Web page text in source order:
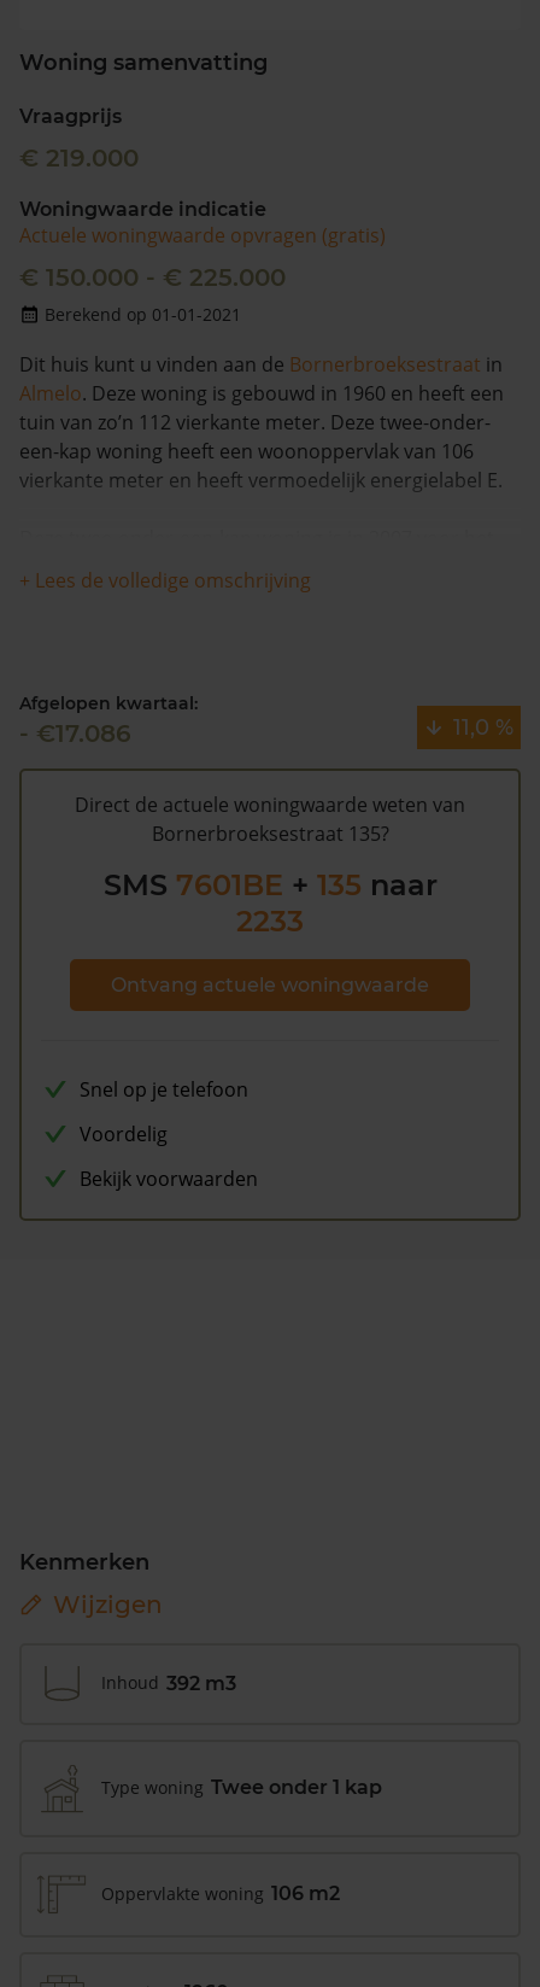
Woning samenvatting
Vraagprijs
€ 219.000
Woningwaarde indicatie
Actuele woningwaarde opvragen (gratis)
€ 150.000 - € 225.000
Berekend op 01-01-2021
Dit huis kunt u vinden aan de Bornerbroeksestraat in
Almelo. Deze woning is gebouwd in 1960 en heeft een
tuin van zo’n 112 vierkante meter. Deze twee-onder-
een-kap woning heeft een woonoppervlak van 106
vierkante meter en heeft vermoedelijk energielabel E.
laatst verkocht en is in de afgelopen 12 maanden meer
dan 11% meer waard geworden. De woning is na 1993
Bornerbroeksestraat 135 is €112.000 (2020). Volgens
Kadasterdata is de kans laag dat deze waarde te hoog
is en dat er bespaard zou kunnen worden op de
gemeentelijke belastingen. Met hetgratis WOZ alarm
bent u elk jaar op de hoogte van uw laatste WOZ
+ Lees de volledige omschrijving
Afgelopen kwartaal:
- €17.086 11,0 %
Direct de actuele woningwaarde weten van
Bornerbroeksestraat 135?
SMS 7601BE + 135 naar
2233
Ontvang actuele woningwaarde
Snel op je telefoon
Voordelig
Bekijk voorwaarden
Kenmerken
Wijzigen
Inhoud 392 m3
Type woning Twee onder 1 kap
Oppervlakte woning 106 m2